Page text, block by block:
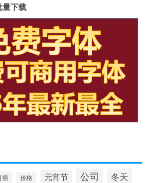
量下载
俗 价格 元宵节 公司 冬天